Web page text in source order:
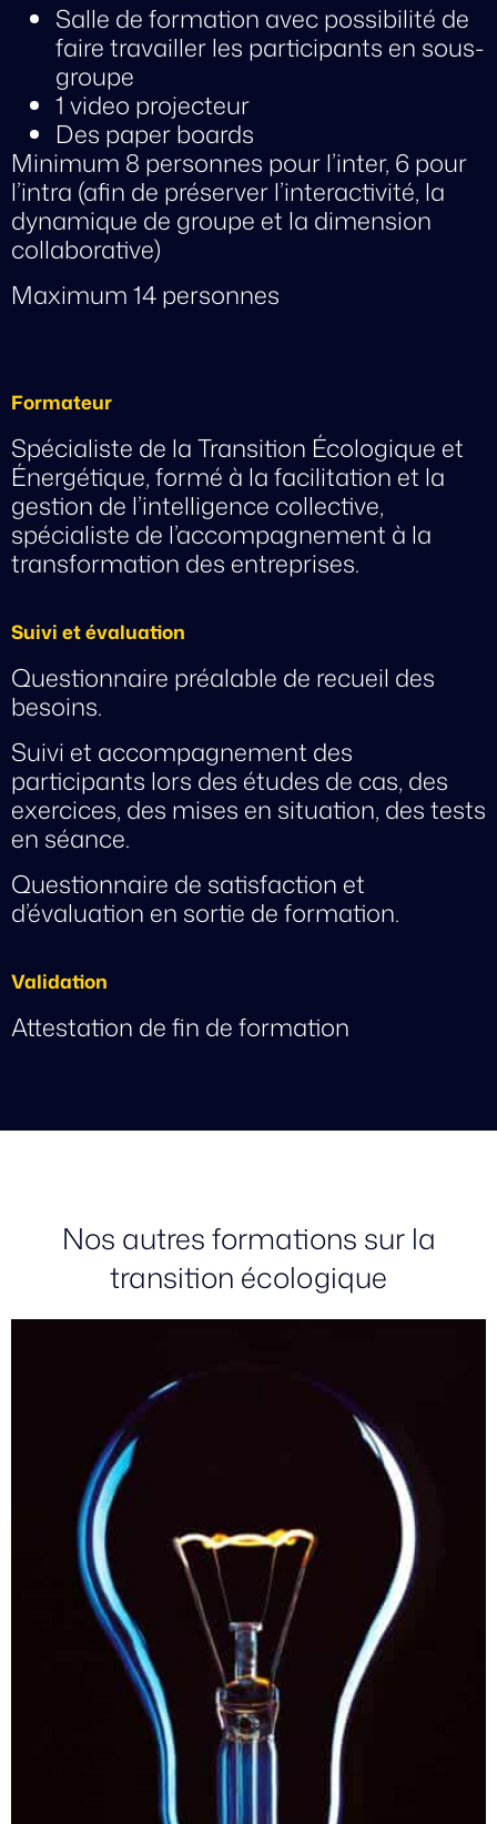
Salle de formation avec possibilité de
faire travailler les participants en sous-
groupe
1 video projecteur
Des paper boards
Minimum 8 personnes pour l’inter, 6 pour
l’intra (afin de préserver l’interactivité, la
dynamique de groupe et la dimension
collaborative)
Maximum 14 personnes
Formateur
Spécialiste de la Transition Écologique et
Énergétique, formé à la facilitation et la
gestion de l’intelligence collective,
spécialiste de l’accompagnement à la
transformation des entreprises.
Suivi et évaluation
Questionnaire préalable de recueil des
besoins.
Suivi et accompagnement des
participants lors des études de cas, des
exercices, des mises en situation, des tests
en séance.
Questionnaire de satisfaction et
d’évaluation en sortie de formation.
Validation
Attestation de fin de formation
Nos autres formations sur la
transition écologique